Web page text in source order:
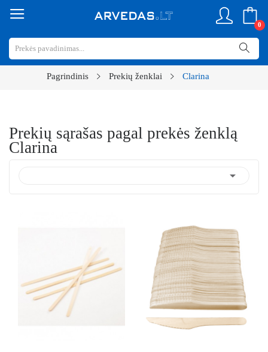
0
Pagrindinis Prekių ženklai Clarina
Prekių sąrašas pagal prekės ženklą
Clarina
